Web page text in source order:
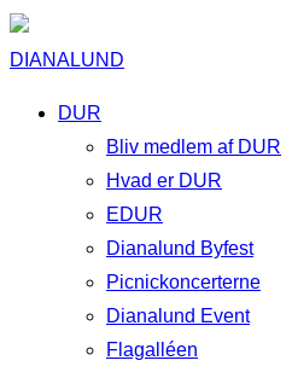
DIANALUND
DUR
Bliv medlem af DUR
Hvad er DUR
EDUR
Dianalund Byfest
Picnickoncerterne
Dianalund Event
Flagalléen